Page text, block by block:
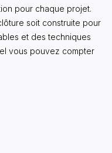
pour chaque projet.
soit construite pour
et des techniques
vous pouvez compter